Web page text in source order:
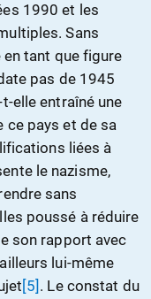
1990 et les
Sans
en tant que figure
pas de 1945
elle entraîné une
ce pays et de sa
liées à
le nazisme,
sans
poussé à réduire
son rapport avec
lui-même
[5] . Le constat du